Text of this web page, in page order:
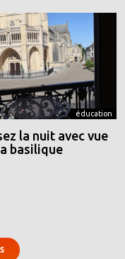
éducation
la nuit avec vue
basilique